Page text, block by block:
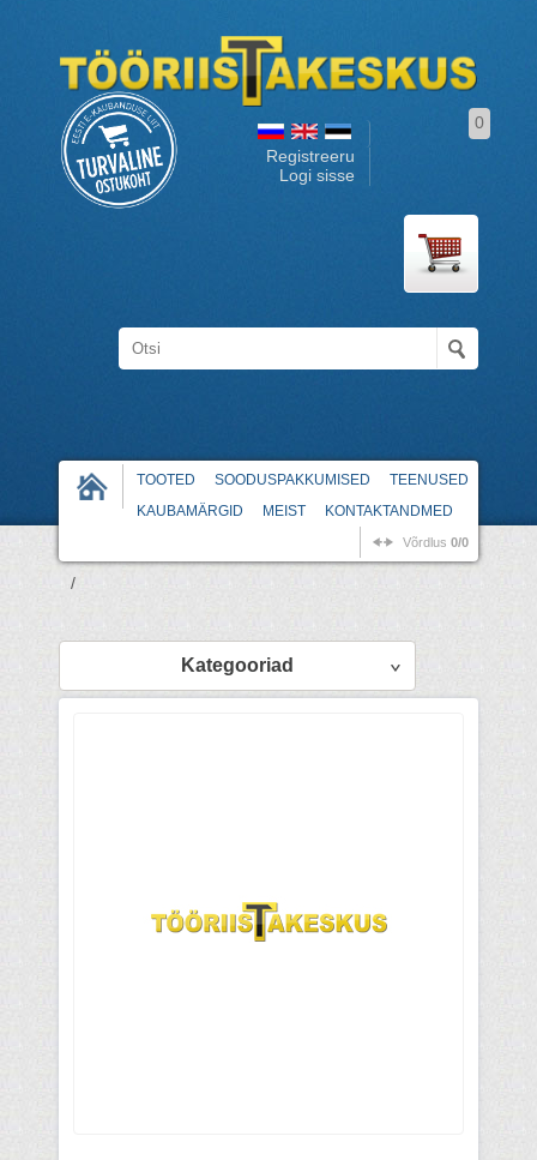
Registreeru
Logi sisse
0
TOOTED SOODUSPAKKUMISED
TEENUSED
KAUBAMÄRGID
MEIST KONTAKTANDMED
Võrdlus 0/0
/
Kategooriad